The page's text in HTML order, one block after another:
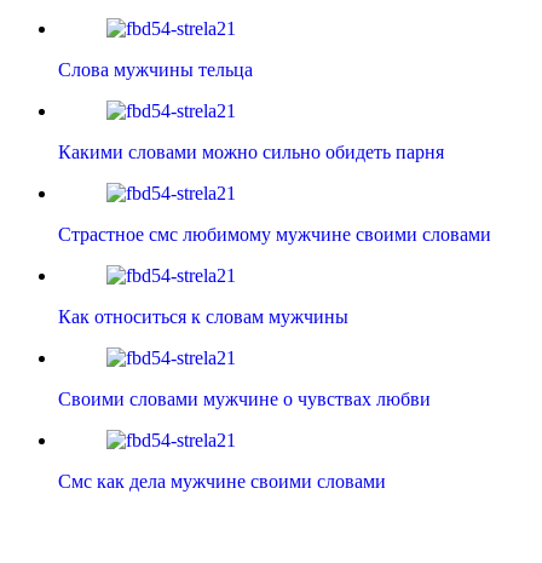
Слова мужчины тельца
Какими словами можно сильно обидеть парня
Страстное смс любимому мужчине своими словами
Как относиться к словам мужчины
Своими словами мужчине о чувствах любви
Смс как дела мужчине своими словами